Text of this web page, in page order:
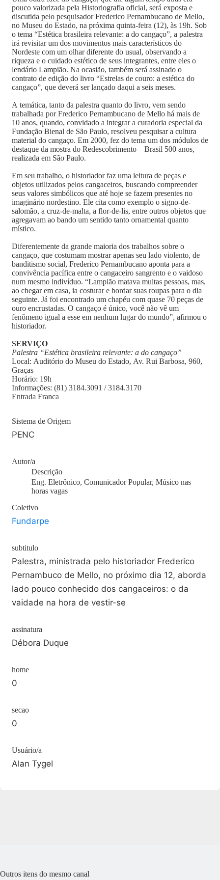
pouco valorizada pela Historiografia oficial, será exposta e
discutida pelo pesquisador Frederico Pernambucano de Mello,
no Museu do Estado, na próxima quinta-feira (12), às 19h. Sob
o tema “Estética brasileira relevante: a do cangaço”, a palestra
irá revisitar um dos movimentos mais característicos do
Nordeste com um olhar diferente do usual, observando a
riqueza e o cuidado estético de seus integrantes, entre eles o
lendário Lampião. Na ocasião, também será assinado o
contrato de edição do livro “Estrelas de couro: a estética do
cangaço”, que deverá ser lançado daqui a seis meses.
A temática, tanto da palestra quanto do livro, vem sendo
trabalhada por Frederico Pernambucano de Mello há mais de
10 anos, quando, convidado a integrar a curadoria especial da
Fundação Bienal de São Paulo, resolveu pesquisar a cultura
material do cangaço. Em 2000, fez do tema um dos módulos de
destaque da mostra do Redescobrimento – Brasil 500 anos,
realizada em São Paulo.
Em seu trabalho, o historiador faz uma leitura de peças e
objetos utilizados pelos cangaceiros, buscando compreender
seus valores simbólicos que até hoje se fazem presentes no
imaginário nordestino. Ele cita como exemplo o signo-de-
salomão, a cruz-de-malta, a flor-de-lis, entre outros objetos que
agregavam ao bando um sentido tanto ornamental quanto
místico.
Diferentemente da grande maioria dos trabalhos sobre o
cangaço, que costumam mostrar apenas seu lado violento, de
banditismo social, Frederico Pernambucano aponta para a
convivência pacífica entre o cangaceiro sangrento e o vaidoso
num mesmo indivíduo. “Lampião matava muitas pessoas, mas,
ao chegar em casa, ia costurar e bordar suas roupas para o dia
seguinte. Já foi encontrado um chapéu com quase 70 peças de
ouro encrustadas. O cangaço é único, você não vê um
fenômeno igual a esse em nenhum lugar do mundo”, afirmou o
historiador.
SERVIÇO
Palestra “Estética brasileira relevante: a do cangaço”
Local: Auditório do Museu do Estado, Av. Rui Barbosa, 960,
Graças
Horário: 19h
Informações: (81) 3184.3091 / 3184.3170
Entrada Franca
Sistema de Origem
PENC
Autor/a
Descrição
Eng. Eletrônico, Comunicador Popular, Músico nas
horas vagas
Coletivo
Fundarpe
subtitulo
Palestra, ministrada pelo historiador Frederico
Pernambuco de Mello, no próximo dia 12, aborda
lado pouco conhecido dos cangaceiros: o da
vaidade na hora de vestir-se
assinatura
Débora Duque
home
0
secao
0
Usuário/a
Alan Tygel
Outros itens do mesmo canal